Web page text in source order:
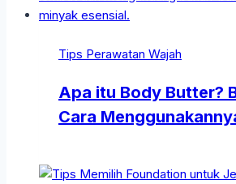
Tips Perawatan Wajah
Apa itu Body Butter?
Cara